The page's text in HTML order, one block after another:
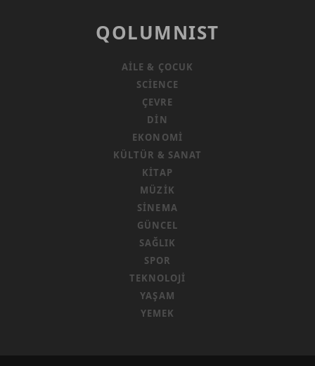
QOLUMNIST
AILE & ÇOCUK
SCIENCE
ÇEVRE
DIN
EKONOMI
KÜLTÜR & SANAT
KITAP
MÜZIK
SINEMA
GÜNCEL
SAĞLIK
SPOR
TEKNOLOJI
YAŞAM
YEMEK